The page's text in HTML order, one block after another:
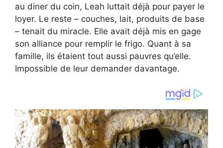
au diner du coin, Leah luttait déjà pour payer le
loyer. Le reste – couches, lait, produits de base
– tenait du miracle. Elle avait déjà mis en gage
son alliance pour remplir le frigo. Quant à sa
famille, ils étaient tout aussi pauvres qu’elle.
Impossible de leur demander davantage.